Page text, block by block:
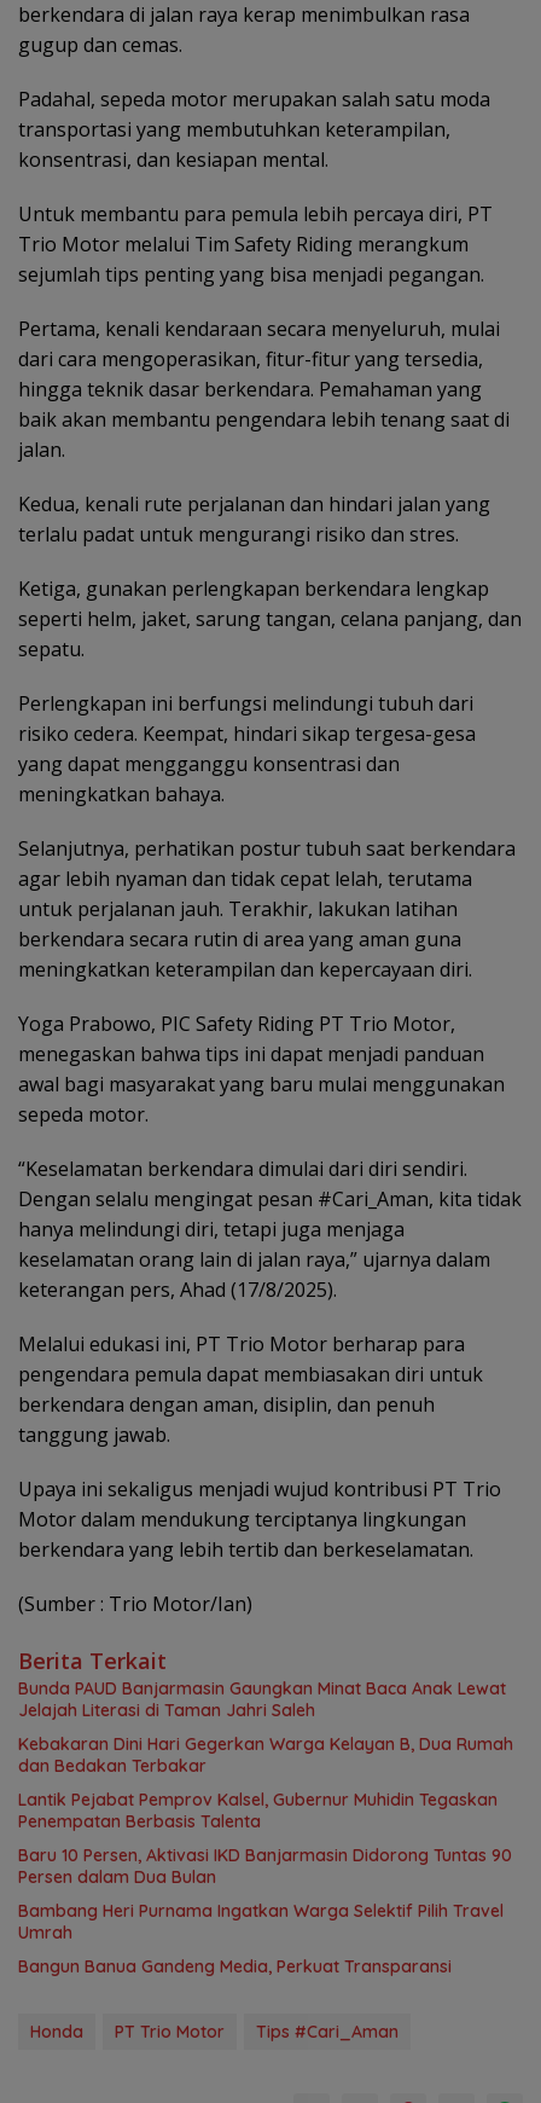
berkendara di jalan raya kerap menimbulkan rasa
gugup dan cemas.
Padahal, sepeda motor merupakan salah satu moda
transportasi yang membutuhkan keterampilan,
konsentrasi, dan kesiapan mental.
Untuk membantu para pemula lebih percaya diri, PT
Trio Motor melalui Tim Safety Riding merangkum
sejumlah tips penting yang bisa menjadi pegangan.
Pertama, kenali kendaraan secara menyeluruh, mulai
dari cara mengoperasikan, fitur-fitur yang tersedia,
hingga teknik dasar berkendara. Pemahaman yang
baik akan membantu pengendara lebih tenang saat di
jalan.
Kedua, kenali rute perjalanan dan hindari jalan yang
terlalu padat untuk mengurangi risiko dan stres.
Ketiga, gunakan perlengkapan berkendara lengkap
seperti helm, jaket, sarung tangan, celana panjang, dan
sepatu.
Perlengkapan ini berfungsi melindungi tubuh dari
risiko cedera. Keempat, hindari sikap tergesa-gesa
yang dapat mengganggu konsentrasi dan
meningkatkan bahaya.
Selanjutnya, perhatikan postur tubuh saat berkendara
agar lebih nyaman dan tidak cepat lelah, terutama
untuk perjalanan jauh. Terakhir, lakukan latihan
berkendara secara rutin di area yang aman guna
meningkatkan keterampilan dan kepercayaan diri.
Yoga Prabowo, PIC Safety Riding PT Trio Motor,
menegaskan bahwa tips ini dapat menjadi panduan
awal bagi masyarakat yang baru mulai menggunakan
sepeda motor.
“Keselamatan berkendara dimulai dari diri sendiri.
Dengan selalu mengingat pesan #Cari_Aman, kita tidak
hanya melindungi diri, tetapi juga menjaga
keselamatan orang lain di jalan raya,” ujarnya dalam
keterangan pers, Ahad (17/8/2025).
Melalui edukasi ini, PT Trio Motor berharap para
pengendara pemula dapat membiasakan diri untuk
berkendara dengan aman, disiplin, dan penuh
tanggung jawab.
Upaya ini sekaligus menjadi wujud kontribusi PT Trio
Motor dalam mendukung terciptanya lingkungan
berkendara yang lebih tertib dan berkeselamatan.
(Sumber : Trio Motor/Ian)
Berita Terkait
Bunda PAUD Banjarmasin Gaungkan Minat Baca Anak Lewat
Jelajah Literasi di Taman Jahri Saleh
Kebakaran Dini Hari Gegerkan Warga Kelayan B, Dua Rumah
dan Bedakan Terbakar
Lantik Pejabat Pemprov Kalsel, Gubernur Muhidin Tegaskan
Penempatan Berbasis Talenta
Baru 10 Persen, Aktivasi IKD Banjarmasin Didorong Tuntas 90
Persen dalam Dua Bulan
Bambang Heri Purnama Ingatkan Warga Selektif Pilih Travel
Umrah
Bangun Banua Gandeng Media, Perkuat Transparansi
Honda PT Trio Motor Tips #Cari_Aman